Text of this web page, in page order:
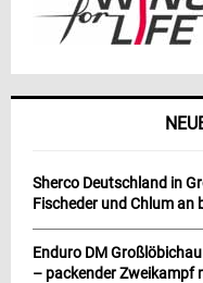
Sherco Deutschland in
Fischeder und Chlum an
Enduro DM
– packender Zweikampf